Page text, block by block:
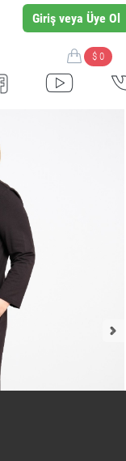
Giriş veya Üye Ol
$ 0